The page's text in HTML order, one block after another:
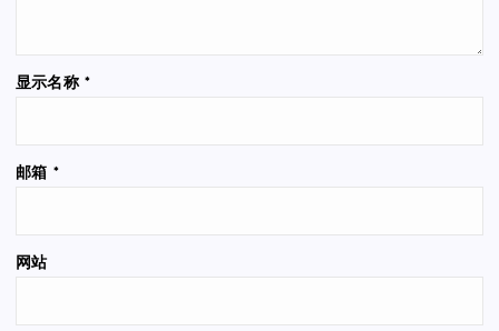
显示名称 *
邮箱 *
网站